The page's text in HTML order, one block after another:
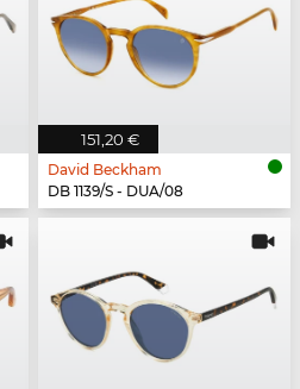
151,20 €
David Beckham
DB 1139/S - DUA/08